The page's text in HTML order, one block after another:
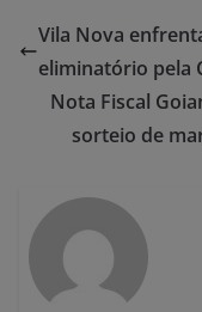
Vila Nova
eliminatório pela
Nota Fiscal
sorteio de